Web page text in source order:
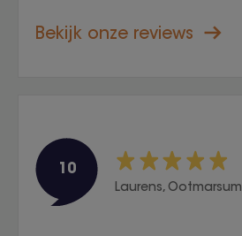
Bekijk onze reviews
10
Laurens, Ootmarsum